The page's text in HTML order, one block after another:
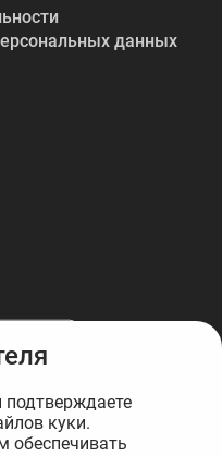
данных
куки.
обеспечивать